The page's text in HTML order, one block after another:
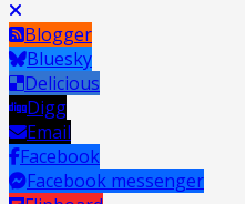
Blogger
Bluesky
Delicious
Digg
Email
Facebook
Facebook messenger